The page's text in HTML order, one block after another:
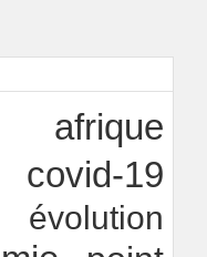
- Obfiloc :
transition et
afrique
covid-19
évolution